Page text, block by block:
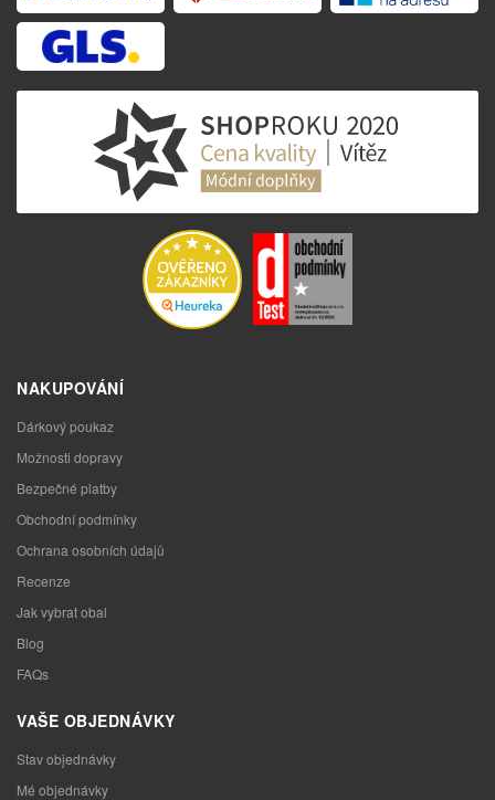
NAKUPOVÁNÍ
Dárkový poukaz
Možnosti dopravy
Bezpečné platby
Obchodní podmínky
Ochrana osobních údajů
Recenze
Jak vybrat obal
Blog
FAQs
VAŠE OBJEDNÁVKY
Stav objednávky
Mé objednávky